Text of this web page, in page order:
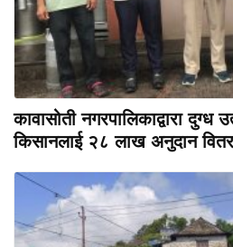
कावासोती नगरपालिकाद्वारा दुग्ध
किसानलाई २८ लाख अनुदान